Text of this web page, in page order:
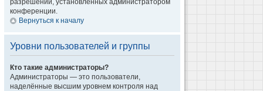
разрешений, установленных администратором
конференции.
Вернуться к началу
Уровни пользователей и группы
Кто такие администраторы?
Администраторы — это пользователи,
наделённые высшим уровнем контроля над